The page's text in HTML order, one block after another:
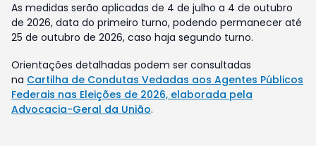
As medidas serão aplicadas de 4 de julho a 4 de outubro
de 2026, data do primeiro turno, podendo permanecer até
25 de outubro de 2026, caso haja segundo turno.
Orientações detalhadas podem ser consultadas
na Cartilha de Condutas Vedadas aos Agentes Públicos
Federais nas Eleições de 2026, elaborada pela
Advocacia-Geral da União.